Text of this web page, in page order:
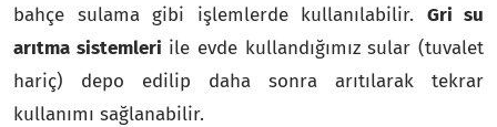
bahçe sulama gibi işlemlerde kullanılabilir. Gri su
arıtma sistemleri ile evde kullandığımız sular (tuvalet
hariç) depo edilip daha sonra arıtılarak tekrar
kullanımı sağlanabilir.